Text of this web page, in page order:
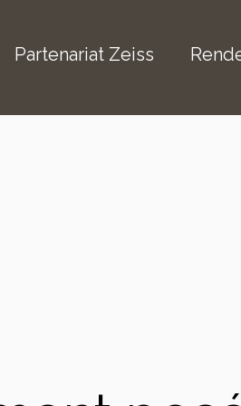
Partenariat Zeiss